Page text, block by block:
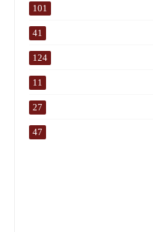
101
41
124
11
27
47